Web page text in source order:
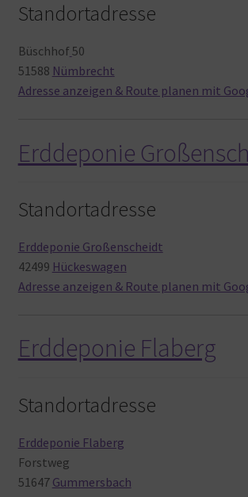
Standortadresse
Büschhof 50
51588 Nümbrecht
Adresse anzeigen & Route planen mit
Erddeponie
Standortadresse
Erddeponie Großenscheidt
42499 Hückeswagen
Adresse anzeigen & Route planen mit
Erddeponie Flaberg
Standortadresse
Erddeponie Flaberg
Forstweg
51647 Gummersbach